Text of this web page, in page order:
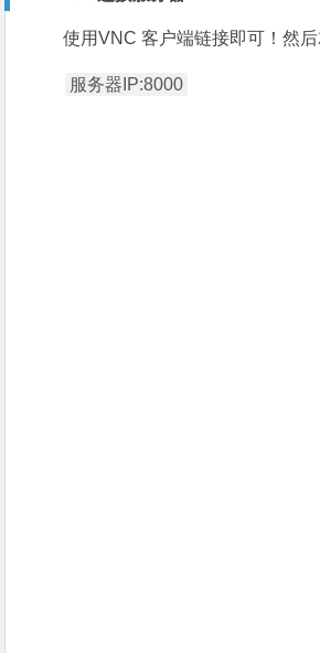
使用VNC 客户端链接即可！然后
服务器IP:8000